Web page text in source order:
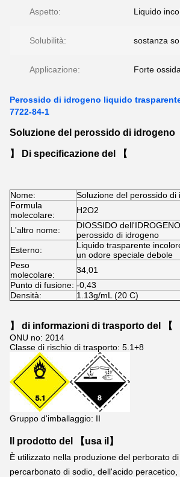
Aspetto: Liquido
Solubilità: sostanza
Applicazione: Forte
Perossido di idrogeno liquido
7722-84-1
Soluzione del perossido di idrogeno
】 Di specificazione del 【
Nome: Soluzione del perossido di
Formula
molecolare:
H2O2
L'altro nome:
DIOSSIDO dell'IDROGENO,
perossido di idrogeno
Esterno:
Liquido trasparente
un odore speciale debole
Peso
molecolare:
34,01
Punto di fusione: -0,43
Densità:
1.13g/mL (20 C)
】 di informazioni di trasporto del 【
ONU no: 2014
Classe di rischio di trasporto: 5.1+8
Gruppo d'imballaggio: II
Il prodotto del 【usa il】
È utilizzato nella produzione del perborato
percarbonato di sodio, dell'acido